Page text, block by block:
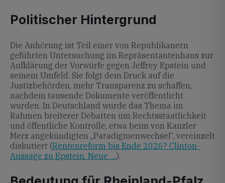
Politischer Hintergrund
Die Anhörung ist Teil einer von Republikanern
geführten Untersuchung im Repräsentantenhaus zur
Aufklärung der Vorwürfe gegen Jeffrey Epstein und
seinem Umfeld. Sie folgt dem Druck auf die
Justizbehörden, mehr Transparenz zu schaffen,
nachdem tausende Dokumente veröffentlicht
wurden. In Deutschland wurde das Thema im
Rahmen breiterer Debatten um Rechtsstaatlichkeit
und öffentliche Kontrolle, etwa beim von Kanzler
Merz angekündigten „Paradigmenwechsel“, vereinzelt
diskutiert (Rentenreform bis Ende 2026? Clinton-
Aussage zu Epstein. Neue …).